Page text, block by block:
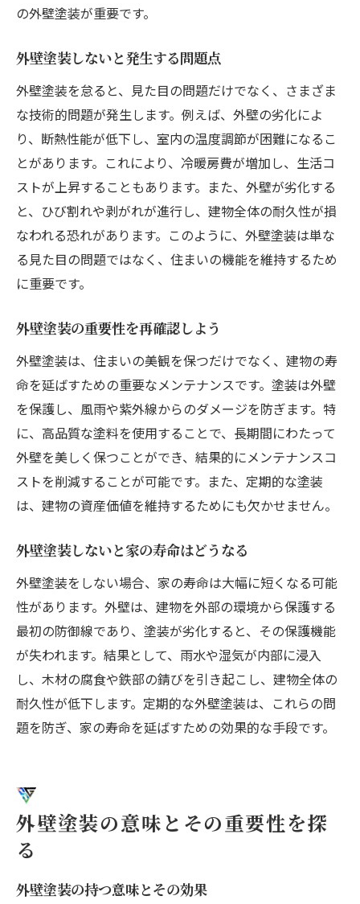
の外壁塗装が重要です。
外壁塗装しないと発生する問題点
外壁塗装を怠ると、見た目の問題だけでなく、さまざま
な技術的問題が発生します。例えば、外壁の劣化によ
り、断熱性能が低下し、室内の温度調節が困難になるこ
とがあります。これにより、冷暖房費が増加し、生活コ
ストが上昇することもあります。また、外壁が劣化する
と、ひび割れや剥がれが進行し、建物全体の耐久性が損
なわれる恐れがあります。このように、外壁塗装は単な
る見た目の問題ではなく、住まいの機能を維持するため
に重要です。
外壁塗装の重要性を再確認しよう
外壁塗装は、住まいの美観を保つだけでなく、建物の寿
命を延ばすための重要なメンテナンスです。塗装は外壁
を保護し、風雨や紫外線からのダメージを防ぎます。特
に、高品質な塗料を使用することで、長期間にわたって
外壁を美しく保つことができ、結果的にメンテナンスコ
ストを削減することが可能です。また、定期的な塗装
は、建物の資産価値を維持するためにも欠かせません。
外壁塗装しないと家の寿命はどうなる
外壁塗装をしない場合、家の寿命は大幅に短くなる可能
性があります。外壁は、建物を外部の環境から保護する
最初の防御線であり、塗装が劣化すると、その保護機能
が失われます。結果として、雨水や湿気が内部に浸入
し、木材の腐食や鉄部の錆びを引き起こし、建物全体の
耐久性が低下します。定期的な外壁塗装は、これらの問
題を防ぎ、家の寿命を延ばすための効果的な手段です。
外壁塗装の意味とその重要性を探
る
外壁塗装の持つ意味とその効果